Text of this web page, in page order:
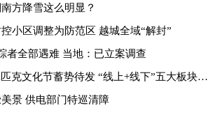
方降雪这么明显？
小区调整为防范区 越城全域“解封”
者全部遇难 当地：已立案调查
文化节蓄势待发 “线上+线下”五大板块喜迎冬奥
景 供电部门特巡清障